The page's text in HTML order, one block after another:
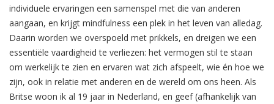
individuele ervaringen een samenspel met die van anderen
aangaan, en krijgt mindfulness een plek in het leven van alledag.
Daarin worden we overspoeld met prikkels, en dreigen we een
essentiële vaardigheid te verliezen: het vermogen stil te staan
om werkelijk te zien en ervaren wat zich afspeelt, wie én hoe we
zijn, ook in relatie met anderen en de wereld om ons heen. Als
Britse woon ik al 19 jaar in Nederland, en geef (afhankelijk van